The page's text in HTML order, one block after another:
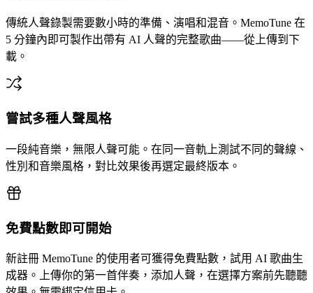
傳統人聲錄製需要數小時的準備、演唱和混音。MemoTune 在
5 分鐘內即可製作出帶有 AI 人聲的完整歌曲——從上傳到下
載。
嘗試多種人聲風格
一段純音樂，無限人聲可能。在同一音軌上測試不同的聲線、
性別和音樂風格，對比效果後再選定最終版本。
免費點數即可開始
新註冊 MemoTune 的使用者可獲得免費點數，試用 AI 歌曲生
成器。上傳你的第一首伴奏，添加人聲，在選擇方案前先聽聽